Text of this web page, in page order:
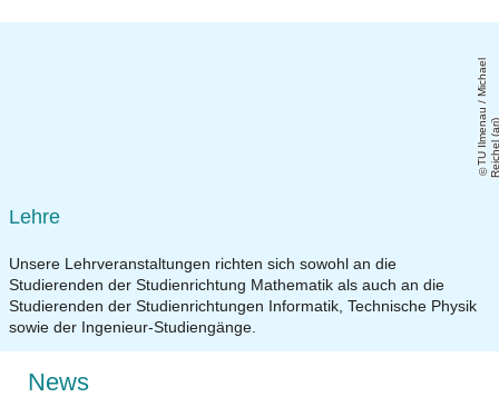
T
U
Il
m
e
a
u
/
Mi
c
h
a
el
R
ei
c
h
el
(
a
ri
Lehre
Unsere Lehrveranstaltungen richten sich sowohl an die
Studierenden der Studienrichtung Mathematik als auch an die
Studierenden der Studienrichtungen Informatik, Technische Physik
sowie der Ingenieur-Studiengänge.
News